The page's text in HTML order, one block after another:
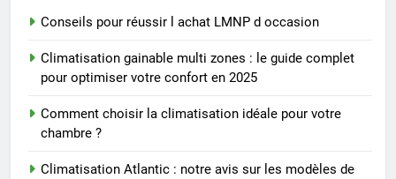
Conseils pour réussir l achat LMNP d occasion
Climatisation gainable multi zones : le guide complet
pour optimiser votre confort en 2025
Comment choisir la climatisation idéale pour votre
chambre ?
Climatisation Atlantic : notre avis sur les modèles de